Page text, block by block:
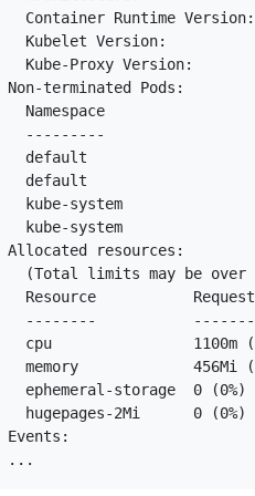
Container Runtime
Kubelet Version:
Kube-Proxy Version:
Non-terminated Pods:
Namespace
---------
default
default
kube-system
kube-system
Allocated resources:
(Total limits may be over
Resource
--------
cpu                1100m
memory             456Mi
ephemeral-storage  0 (0%)
hugepages-2Mi      0 (0%)
Events: